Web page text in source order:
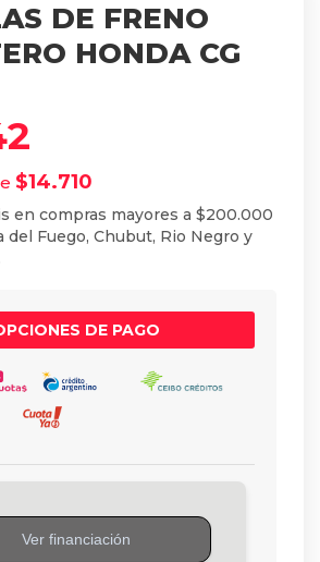
DE FRENO
HONDA CG
$14.710
DE PAGO
en compras mayores a $200.000
del Fuego, Chubut, Rio Negro y